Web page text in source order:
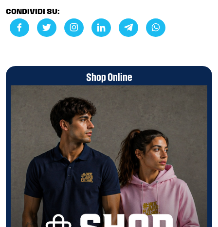
CONDIVIDI SU:
Shop Online